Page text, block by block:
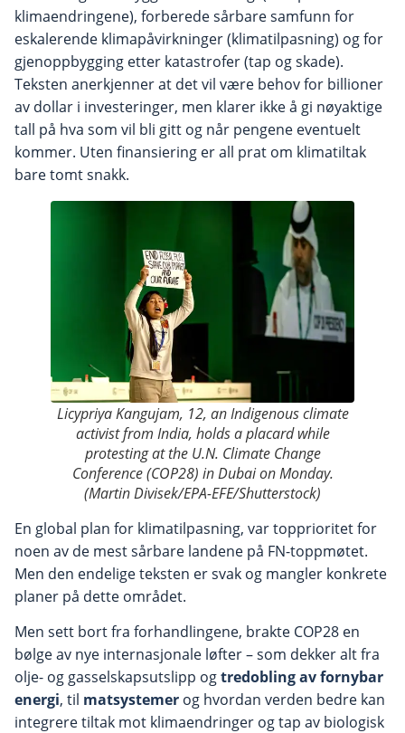
klimaendringene), forberede sårbare samfunn for
eskalerende klimapåvirkninger (klimatilpasning) og for
gjenoppbygging etter katastrofer (tap og skade).
Teksten anerkjenner at det vil være behov for billioner
av dollar i investeringer, men klarer ikke å gi nøyaktige
tall på hva som vil bli gitt og når pengene eventuelt
kommer. Uten finansiering er all prat om klimatiltak
bare tomt snakk.
Licypriya Kangujam, 12, an Indigenous climate
activist from India, holds a placard while
protesting at the U.N. Climate Change
Conference (COP28) in Dubai on Monday.
(Martin Divisek/EPA-EFE/Shutterstock)
En global plan for klimatilpasning, var topprioritet for
noen av de mest sårbare landene på FN-toppmøtet.
Men den endelige teksten er svak og mangler konkrete
planer på dette området.
Men sett bort fra forhandlingene, brakte COP28 en
bølge av nye internasjonale løfter – som dekker alt fra
olje- og gasselskapsutslipp ogtredobling av fornybar
energi, til matsystemer og hvordan verden bedre kan
integrere tiltak mot klimaendringer og tap av biologisk